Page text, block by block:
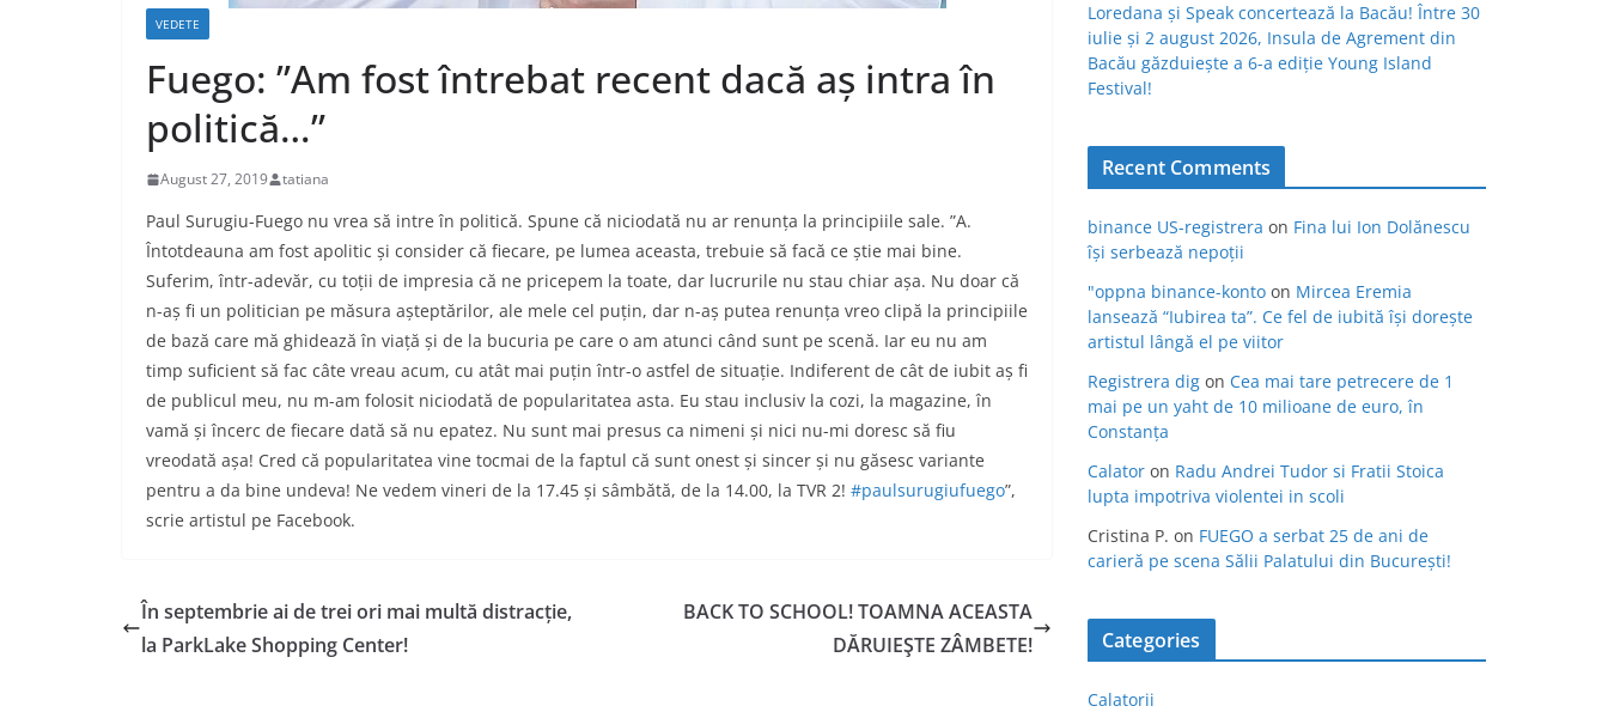
VEDETE
Fuego: ”Am fost întrebat recent dacă aș intra în
politică…”
August 27, 2019 tatiana
Paul Surugiu-Fuego nu vrea să intre în politică. Spune că niciodată nu ar renunța la principiile sale. ”A.
Întotdeauna am fost apolitic și consider că fiecare, pe lumea aceasta, trebuie să facă ce știe mai bine.
Suferim, într-adevăr, cu toții de impresia că ne pricepem la toate, dar lucrurile nu stau chiar așa. Nu doar că
n-aș fi un politician pe măsura așteptărilor, ale mele cel puțin, dar n-aș putea renunța vreo clipă la principiile
de bază care mă ghidează în viață și de la bucuria pe care o am atunci când sunt pe scenă. Iar eu nu am
timp suficient să fac câte vreau acum, cu atât mai puțin într-o astfel de situație. Indiferent de cât de iubit aș fi
de publicul meu, nu m-am folosit niciodată de popularitatea asta. Eu stau inclusiv la cozi, la magazine, în
vamă și încerc de fiecare dată să nu epatez. Nu sunt mai presus ca nimeni și nici nu-mi doresc să fiu
vreodată așa! Cred că popularitatea vine tocmai de la faptul că sunt onest și sincer și nu găsesc variante
pentru a da bine undeva! Ne vedem vineri de la 17.45 și sâmbătă, de la 14.00, la TVR 2! #paulsurugiufuego”,
scrie artistul pe Facebook.
În septembrie ai de trei ori mai multă distracție,
la ParkLake Shopping Center!
BACK TO SCHOOL! TOAMNA ACEASTA
DĂRUIEŞTE ZÂMBETE!
Loredana și Speak concertează la Bacău! Între 30
iulie și 2 august 2026, Insula de Agrement din
Bacău găzduiește a 6-a ediție Young Island
Festival!
Recent Comments
binance US-registrera on Fina lui Ion Dolănescu
își serbează nepoții
"oppna binance-konto on Mircea Eremia
lansează “Iubirea ta”. Ce fel de iubită își dorește
artistul lângă el pe viitor
Registrera dig on Cea mai tare petrecere de 1
mai pe un yaht de 10 milioane de euro, în
Constanța
Calator on Radu Andrei Tudor si Fratii Stoica
lupta impotriva violentei in scoli
Cristina P. on FUEGO a serbat 25 de ani de
carieră pe scena Sălii Palatului din București!
Categories
Calatorii